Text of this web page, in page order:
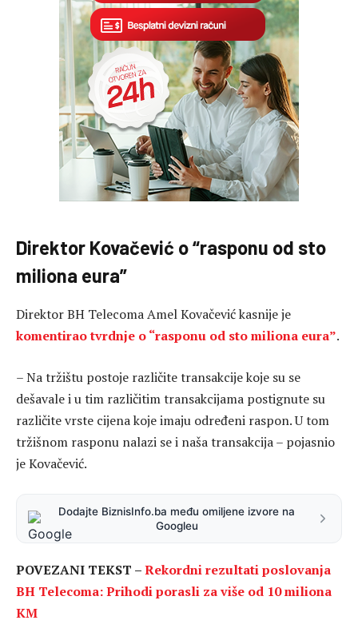
Direktor Kovačević o “rasponu od sto
miliona eura”
Direktor BH Telecoma Amel Kovačević kasnije je
komentirao tvrdnje o “rasponu od sto miliona eura”.
– Na tržištu postoje različite transakcije koje su se
dešavale i u tim različitim transakcijama postignute su
različite vrste cijena koje imaju određeni raspon. U tom
tržišnom rasponu nalazi se i naša transakcija – pojasnio
je Kovačević.
Dodajte BiznisInfo.ba među omiljene izvore na
Googleu
POVEZANI TEKST –Rekordni rezultati poslovanja
BH Telecoma: Prihodi porasli za više od 10 miliona
KM